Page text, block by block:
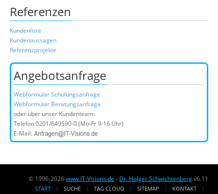
Referenzen
Kundenliste
Kundenaussagen
Referenzprojekte
Angebotsanfrage
Webformular Schulungsanfrage
Webformular Beratungsanfrage
oder über unser Kundenteam:
Telefon0201/649590-0(Mo-Fr 9-16 Uhr)
E-Mail:
© 1996-2026www.IT-Visions.de - Dr. Holger Schwichtenbergv6.11
START SUCHE TAG CLOUD SITEMAP
KONTAKT